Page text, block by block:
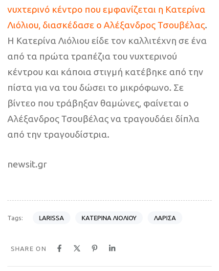
νυχτερινό κέντρο που εμφανίζεται η Κατερίνα
Λιόλιου, διασκέδασε ο Αλέξανδρος Τσουβέλας.
Η Κατερίνα Λιόλιου είδε τον καλλιτέχνη σε ένα
από τα πρώτα τραπέζια του νυχτερινού
κέντρου και κάποια στιγμή κατέβηκε από την
πίστα για να του δώσει το μικρόφωνο. Σε
βίντεο που τράβηξαν θαμώνες, φαίνεται ο
Αλέξανδρος Τσουβέλας να τραγουδάει δίπλα
από την τραγουδίστρια.
newsit.gr
Tags: LARISSA ΚΑΤΕΡΙΝΑ ΛΙΟΛΙΟΥ ΛΑΡΙΣΑ
SHARE ON